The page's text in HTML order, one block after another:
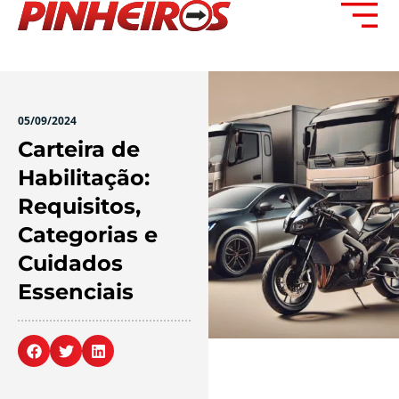
05/09/2024
Carteira de
Habilitação:
Requisitos,
Categorias e
Cuidados
Essenciais